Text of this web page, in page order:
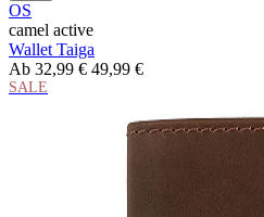
OS
camel active
Wallet Taiga
Ab 32,99 € 49,99 €
SALE